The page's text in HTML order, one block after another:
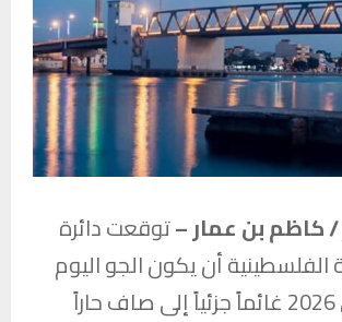
كاظم بن عمار –توقعت دائرة
الفلسطينية أن يكون الجو اليوم
السبت 9 ماي 2026 غائماً جزئياً إلى صاف حاراً